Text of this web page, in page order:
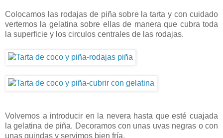
Colocamos las rodajas de piña sobre la tarta y con cuidado
vertemos la gelatina sobre ellas de manera que cubra toda
la superficie y los circulos centrales de las rodajas.
Volvemos a introducir en la nevera hasta que esté cuajada
la gelatina de piña. Decoramos con unas uvas negras o con
unas guindas y servimos bien fría.